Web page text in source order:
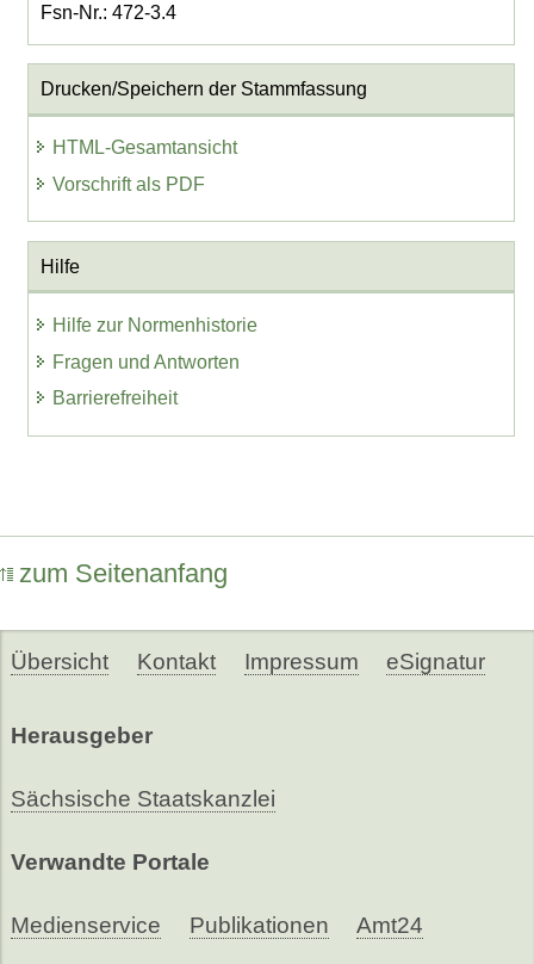
Fsn-Nr.: 472-3.4
Drucken/Speichern der Stammfassung
HTML-Gesamtansicht
Vorschrift als PDF
Hilfe
Hilfe zur Normenhistorie
Fragen und Antworten
Barrierefreiheit
zum Seitenanfang
Übersicht Kontakt Impressum eSignatur
Herausgeber
Sächsische Staatskanzlei
Verwandte Portale
Medienservice Publikationen Amt24